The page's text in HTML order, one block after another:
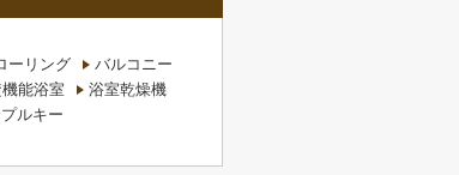
ーリング
バルコニー
能浴室
浴室乾燥機
ルキー